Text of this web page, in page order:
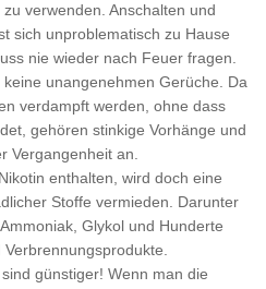
verwenden. Anschalten und
sich unproblematisch zu Hause
nie wieder nach Feuer fragen.
unangenehmen Gerüche. Da
verdampft werden, ohne dass
gehören stinkige Vorhänge und
Vergangenheit an.
enthalten, wird doch eine
Stoffe vermieden. Darunter
Glykol und Hunderte
günstiger! Wenn man die